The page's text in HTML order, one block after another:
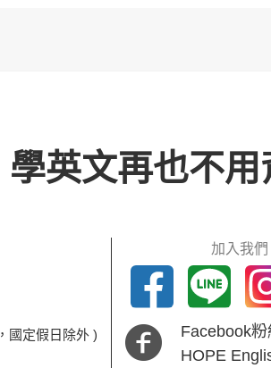
英文再也不用
國定假日除外 )
加入我們
Facebook
HOPE